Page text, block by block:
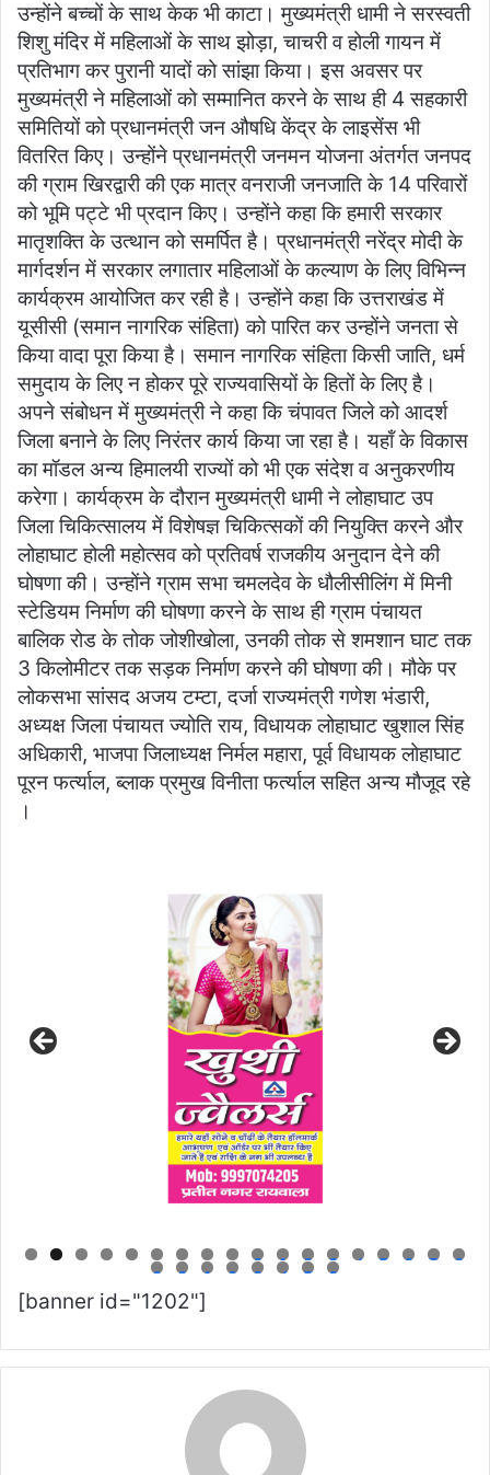
उन्होंने बच्चों के साथ केक भी काटा। मुख्यमंत्री धामी ने सरस्वती
शिशु मंदिर में महिलाओं के साथ झोड़ा, चाचरी व होली गायन में
प्रतिभाग कर पुरानी यादों को सांझा किया। इस अवसर पर
मुख्यमंत्री ने महिलाओं को सम्मानित करने के साथ ही 4 सहकारी
समितियों को प्रधानमंत्री जन औषधि केंद्र के लाइसेंस भी
वितरित किए। उन्होंने प्रधानमंत्री जनमन योजना अंतर्गत जनपद
की ग्राम खिरद्वारी की एक मात्र वनराजी जनजाति के 14 परिवारों
को भूमि पट्टे भी प्रदान किए। उन्होंने कहा कि हमारी सरकार
मातृशक्ति के उत्थान को समर्पित है। प्रधानमंत्री नरेंद्र मोदी के
मार्गदर्शन में सरकार लगातार महिलाओं के कल्याण के लिए विभिन्न
कार्यक्रम आयोजित कर रही है। उन्होंने कहा कि उत्तराखंड में
यूसीसी (समान नागरिक संहिता) को पारित कर उन्होंने जनता से
किया वादा पूरा किया है। समान नागरिक संहिता किसी जाति, धर्म
समुदाय के लिए न होकर पूरे राज्यवासियों के हितों के लिए है।
अपने संबोधन में मुख्यमंत्री ने कहा कि चंपावत जिले को आदर्श
जिला बनाने के लिए निरंतर कार्य किया जा रहा है। यहॉं के विकास
का मॉडल अन्य हिमालयी राज्यों को भी एक संदेश व अनुकरणीय
करेगा। कार्यक्रम के दौरान मुख्यमंत्री धामी ने लोहाघाट उप
जिला चिकित्सालय में विशेषज्ञ चिकित्सकों की नियुक्ति करने और
लोहाघाट होली महोत्सव को प्रतिवर्ष राजकीय अनुदान देने की
घोषणा की। उन्होंने ग्राम सभा चमलदेव के धौलीसीलिंग में मिनी
स्टेडियम निर्माण की घोषणा करने के साथ ही ग्राम पंचायत
बालिक रोड के तोक जोशीखोला, उनकी तोक से शमशान घाट तक
3 किलोमीटर तक सड़क निर्माण करने की घोषणा की। मौके पर
लोकसभा सांसद अजय टम्टा, दर्जा राज्यमंत्री गणेश भंडारी,
अध्यक्ष जिला पंचायत ज्योति राय, विधायक लोहाघाट खुशाल सिंह
अधिकारी, भाजपा जिलाध्यक्ष निर्मल महारा, पूर्व विधायक लोहाघाट
पूरन फर्त्याल, ब्लाक प्रमुख विनीता फर्त्याल सहित अन्य मौजूद रहे
।
0 1 2 3 4 5 6 7 8
9 0 1 2 3 4 5 6
[banner id="1202"]